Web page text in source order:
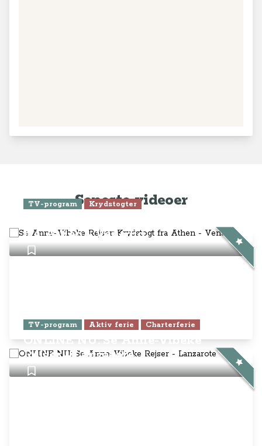
Seneste videoer
TV-program Krydstogter
fra Athen - Venedig
TV-program Aktiv ferie Charterferie
ONLINE NU: Se Anne-Vibeke
Rejser - Lanzarote